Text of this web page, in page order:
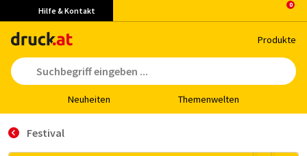
Hilfe & Kontakt
Pro­duk­te
Neu­hei­ten The­men­wel­ten
Festival